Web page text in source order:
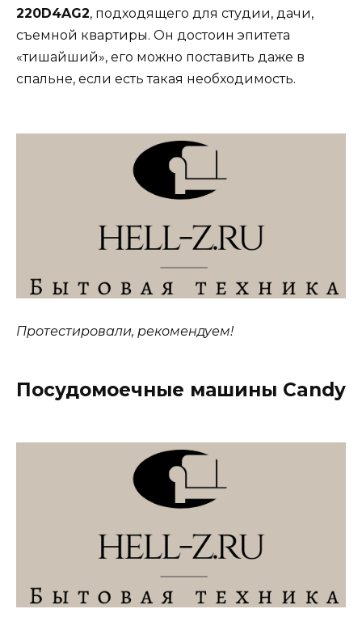
220D4AG2, подходящего для студии, дачи,
съемной квартиры. Он достоин эпитета
«тишайший», его можно поставить даже в
спальне, если есть такая необходимость.
Протестировали, рекомендуем!
Посудомоечные машины Candy